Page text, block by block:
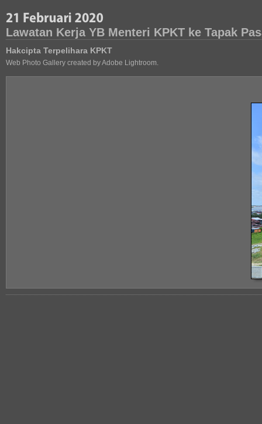
Lawatan Kerja YB Menteri KPKT ke Tapak
Hakcipta Terpelihara KPKT
Web Photo Gallery created by Adobe Lightroom.